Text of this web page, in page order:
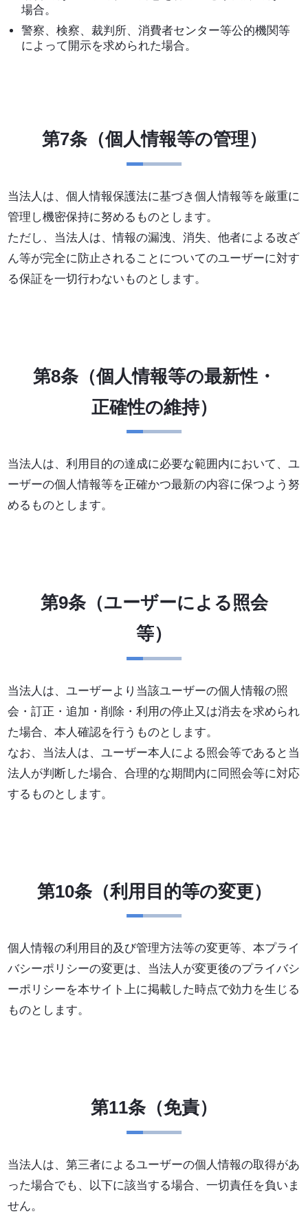
場合。
警察、検察、裁判所、消費者センター等公的機関等
によって開示を求められた場合。
第7条（個人情報等の管理）
当法人は、個人情報保護法に基づき個人情報等を厳重に
管理し機密保持に努めるものとします。
ただし、当法人は、情報の漏洩、消失、他者による改ざ
ん等が完全に防止されることについてのユーザーに対す
る保証を一切行わないものとします。
第8条（個人情報等の最新性・
正確性の維持）
当法人は、利用目的の達成に必要な範囲内において、ユ
ーザーの個人情報等を正確かつ最新の内容に保つよう努
めるものとします。
第9条（ユーザーによる照会
等）
当法人は、ユーザーより当該ユーザーの個人情報の照
会・訂正・追加・削除・利用の停止又は消去を求められ
た場合、本人確認を行うものとします。
なお、当法人は、ユーザー本人による照会等であると当
法人が判断した場合、合理的な期間内に同照会等に対応
するものとします。
第10条（利用目的等の変更）
個人情報の利用目的及び管理方法等の変更等、本プライ
バシーポリシーの変更は、当法人が変更後のプライバシ
ーポリシーを本サイト上に掲載した時点で効力を生じる
ものとします。
第11条（免責）
当法人は、第三者によるユーザーの個人情報の取得があ
った場合でも、以下に該当する場合、一切責任を負いま
せん。